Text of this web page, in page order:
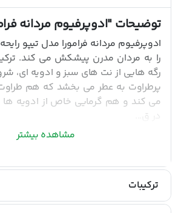
توضیحات"ادوپرفیوم مردانه
ادوپرفیوم مردانه فرامورا مدل تیپو
را به مردان مدرن پیشکش می کند.
رگه هایی از نت های سبز و ادویه ای،
پرطراوت به عطر می بخشد که هم طراوت
می کند و هم گرمایی خاص از ادویه ها
در ق...
مشاهده بیشتر
ترکیبات